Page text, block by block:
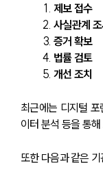
제보 접수
사실관계
증거 확보
법률 검토
개선 조치
최근에는 디지털
이터 분석 등을 통
또한 다음과 같은